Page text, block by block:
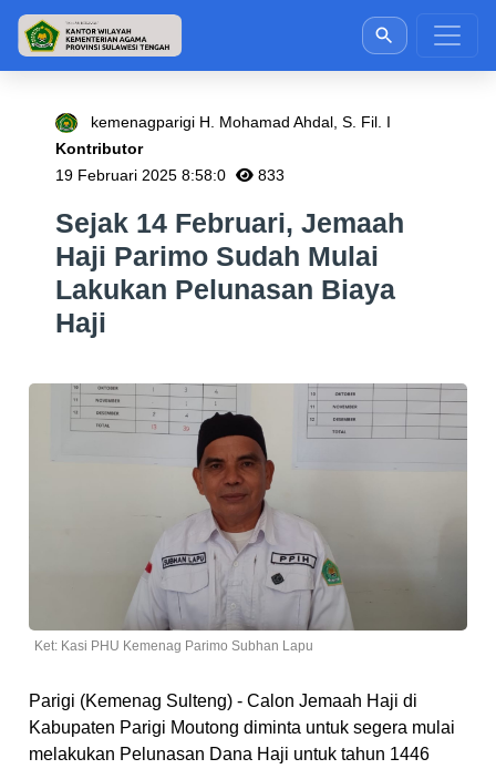
kemenagparigi H. Mohamad Ahdal, S. Fil. I
Kontributor
19 Februari 2025 8:58:0
833
Sejak 14 Februari, Jemaah
Haji Parimo Sudah Mulai
Lakukan Pelunasan Biaya
Haji
Ket: Kasi PHU Kemenag Parimo Subhan Lapu
Parigi (Kemenag Sulteng) - Calon Jemaah Haji di
Kabupaten Parigi Moutong diminta untuk segera mulai
melakukan Pelunasan Dana Haji untuk tahun 1446